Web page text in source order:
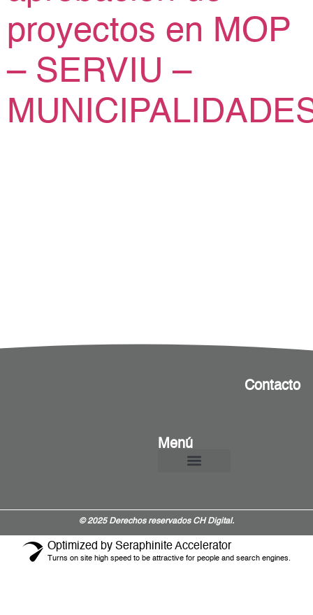
proyectos en MOP
– SERVIU –
Menú
Contacto
© 2025 Derechos reservados CH Digital.
Optimized by Seraphinite Accelerator
Turns on site high speed to be attractive for people and search engines.